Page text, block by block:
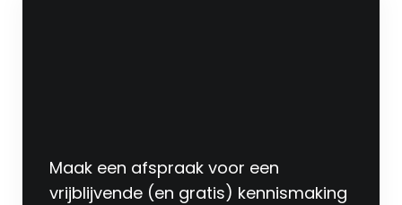
Maak een afspraak voor een
vrijblijvende (en gratis) kennismaking